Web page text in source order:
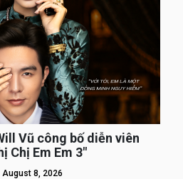
Vũ công bố diễn viên
Chị Em Em 3″
August 8, 2026